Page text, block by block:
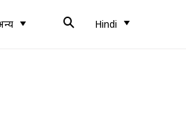
Hindi